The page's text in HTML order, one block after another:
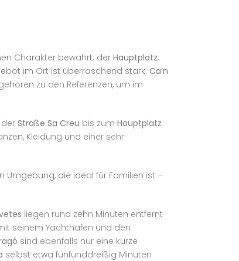
Charakter bewahrt: der Hauptplatz,
im Ort ist überraschend stark: Ca’n
zu den Referenzen, um im
Straße Sa Creu bis zum Hauptplatz
Kleidung und einer sehr
Umgebung, die ideal für Familien ist –
liegen rund zehn Minuten entfernt
seinem Yachthafen und den
sind ebenfalls nur eine kurze
selbst etwa fünfunddreißig Minuten